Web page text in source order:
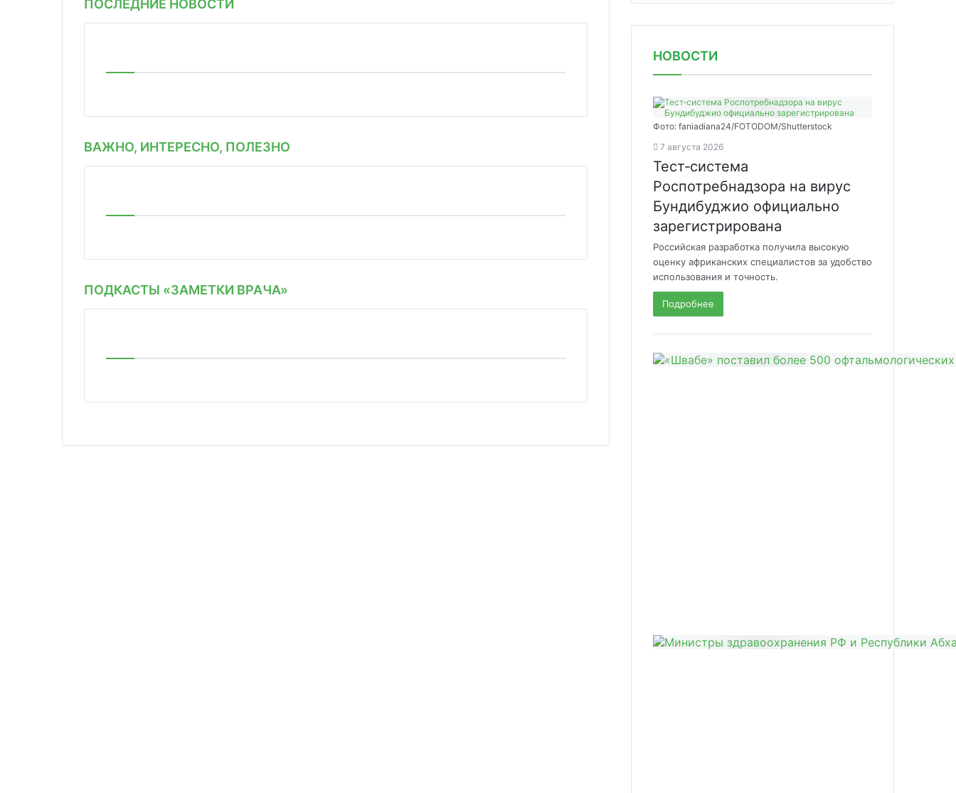
ПОСЛЕДНИЕ НОВОСТИ
ВАЖНО, ИНТЕРЕСНО, ПОЛЕЗНО
ПОДКАСТЫ «ЗАМЕТКИ ВРАЧА»
НОВОСТИ
Фото: faniadiana24/FOTODOM/Shutterstock
7 августа 2026
Тест‑система
Роспотребнадзора на вирус
Бундибуджио официально
зарегистрирована
Российская разработка получила высокую
оценку африканских специалистов за удобство
использования и точность.
Подробнее